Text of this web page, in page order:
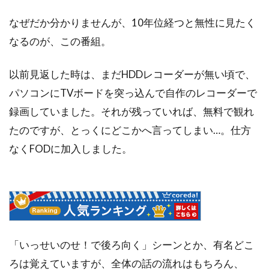
なぜだか分かりませんが、10年位経つと無性に見たく
なるのが、この番組。
以前見返した時は、まだHDDレコーダーが無い頃で、
パソコンにTVボードを突っ込んで自作のレコーダーで
録画していました。それが残っていれば、無料で観れ
たのですが、とっくにどこかへ言ってしまい…。仕方
なくFODに加入しました。
「いっせいのせ！で後ろ向く」シーンとか、有名どこ
ろは覚えていますが、全体の話の流れはもちろん、